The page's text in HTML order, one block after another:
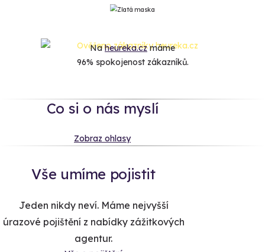
Naheureka.czmáme
96% spokojenost zákazníků.
Co si o nás myslí
Zobraz ohlasy
Vše umíme pojistit
Jeden nikdy neví. Máme nejvyšší
úrazové pojištění z nabídky zážitkových
agentur.